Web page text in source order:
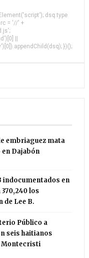
dsq.type
= '//' +
||
})();
embriaguez mata
Dajabón
indocumentados en
los
de Lee B.
Público a
seis haitianos
Montecristi